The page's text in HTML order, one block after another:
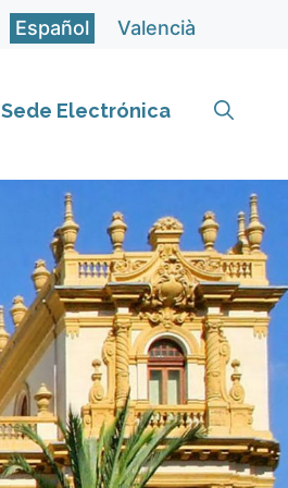
Español Valencià
Sede Electrónica